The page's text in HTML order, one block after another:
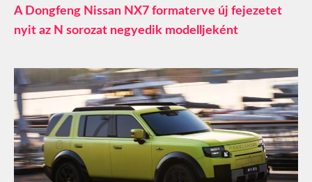
A Dongfeng Nissan NX7 formaterve új fejezetet
nyit az N sorozat negyedik modelljeként